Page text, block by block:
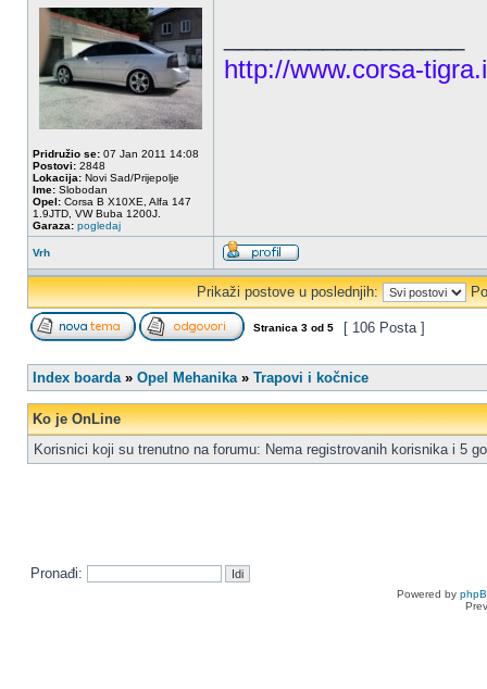
Pridružio se: 07 Jan 2011 14:08
Postovi: 2848
Lokacija: Novi Sad/Prijepolje
Ime: Slobodan
Opel: Corsa B X10XE, Alfa 147
1.9JTD, VW Buba 1200J.
Garaza: pogledaj
http://www.corsa-
Vrh
Prikaži postove u poslednjih:
Stranica 3 od 5 [ 106 Posta ]
Index boarda» Opel Mehanika» Trapovi i kočnice
Ko je OnLine
Korisnici koji su trenutno na forumu: Nema registrovanih korisnika i 5
Pronađi:
Powered by